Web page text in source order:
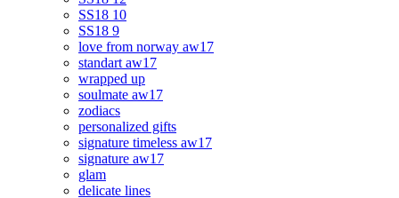
SS18 10
SS18 9
love from norway aw17
standart aw17
wrapped up
soulmate aw17
zodiacs
personalized gifts
signature timeless aw17
signature aw17
glam
delicate lines